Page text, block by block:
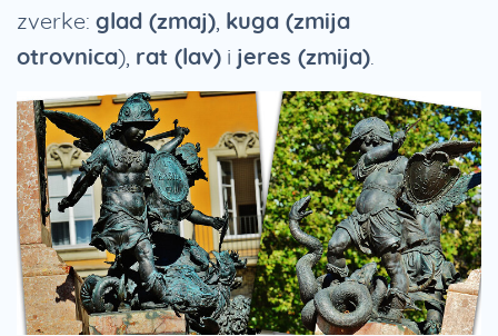
zverke: glad (zmaj) kuga (zmija
otrovnica), rat (lav) i jeres (zmija)